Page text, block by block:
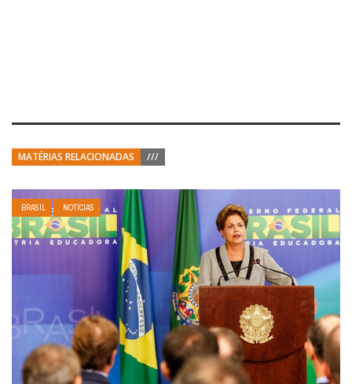
MATÉRIAS RELACIONADAS ///
BRASIL NOTÍCIAS